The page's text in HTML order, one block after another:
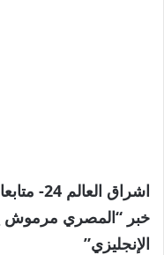
اشراق
خبر “المصري مرموش
الإنجليزي”